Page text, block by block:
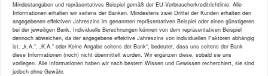
Mindestangaben und repräsentatives Beispiel gemäß der EU-Verbraucherkreditrichtlinie. Alle
Informationen erhalten wir seitens der Banken. Mindestens zwei Drittel der Kunden erhalten den
angegebenen effektiven Jahreszins im genannten repräsentativen Beispiel oder einen günstigeren
bei der jeweiligen Bank. Individuelle Berechnungen können von dem repräsentativen Beispiel
dennoch abweichen, da der angegebene effektive Jahreszins von individuellen Faktoren abhängig
ist. „k.A.“, „K.A.“ oder Keine Angabe seitens der Bank“, bedeutet, dass uns seitens der Bank
diese Informationen (noch) nicht übermittelt wurden. Wir ergänzen diese, sobald sie uns
vorliegen. Alle Informationen haben wir nach bestem Wissen und Gewissen recherchiert, sie sind
jedoch ohne Gewähr.